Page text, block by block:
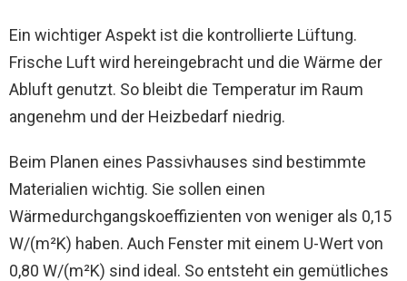
Ein wichtiger Aspekt ist die kontrollierte Lüftung.
Frische Luft wird hereingebracht und die Wärme der
Abluft genutzt. So bleibt die Temperatur im Raum
angenehm und der Heizbedarf niedrig.
Beim Planen eines Passivhauses sind bestimmte
Materialien wichtig. Sie sollen einen
Wärmedurchgangskoeffizienten von weniger als 0,15
W/(m²K) haben. Auch Fenster mit einem U-Wert von
0,80 W/(m²K) sind ideal. So entsteht ein gemütliches